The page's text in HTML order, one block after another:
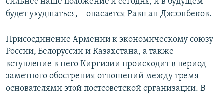
сильнее наше положение и сегодня, и в будущем
будет ухудшаться, – опасается Равшан Джээнбеков.
Присоединение Армении к экономическому союзу
России, Белоруссии и Казахстана, а также
вступление в него Киргизии происходит в период
заметного обострения отношений между тремя
основателями этой постсоветской организации. В